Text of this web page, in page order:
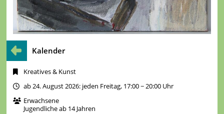
Kalender
Kreatives & Kunst
ab 24. August 2026: jeden Freitag, 17:00 − 20:00 Uhr
Erwachsene
Jugendliche ab 14 Jahren